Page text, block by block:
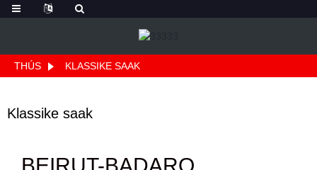
THÚS KLASSIKE SAAK
Klassike saak
BEIRUT-BADARO